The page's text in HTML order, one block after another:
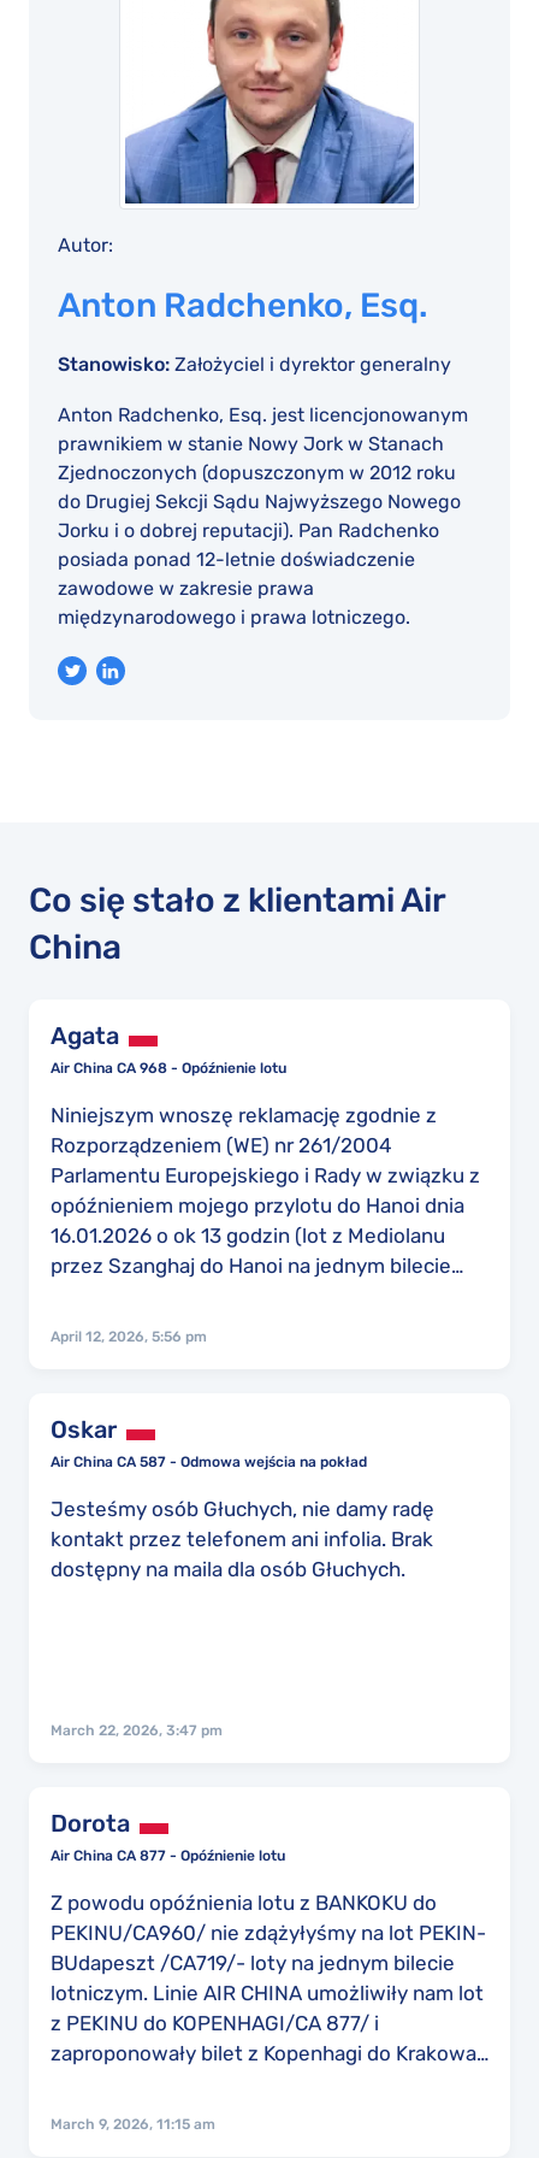
Autor:
Anton Radchenko, Esq.
Stanowisko: Założyciel i dyrektor generalny
Anton Radchenko, Esq. jest licencjonowanym
prawnikiem w stanie Nowy Jork w Stanach
Zjednoczonych (dopuszczonym w 2012 roku
do Drugiej Sekcji Sądu Najwyższego Nowego
Jorku i o dobrej reputacji). Pan Radchenko
posiada ponad 12-letnie doświadczenie
zawodowe w zakresie prawa
międzynarodowego i prawa lotniczego.
Co się stało z klientami Air
China
Agata
Air China CA 968 - Opóźnienie lotu
Niniejszym wnoszę reklamację zgodnie z
Rozporządzeniem (WE) nr 261/2004
Parlamentu Europejskiego i Rady w związku z
opóźnieniem mojego przylotu do Hanoi dnia
16.01.2026 o ok 13 godzin (lot z Mediolanu
przez Szanghaj do Hanoi na jednym bilecie
Opóźnienie pierwszego etapu wylotowego
kołował co najmniej godzinę nad Shanghajem
Pudong, następnie został skierowany na inne
lotnisko w Shanghaju, pasażerowie byli
przetrzymywani w samolocie na płycie
lotniska przez kolejne około półtorej godziny,
obsługa nie udzielała nam żadnych informacji
miał planowy odlot o godzinie 14:05 a realny
odlot nastąpił około 18-19:00, zatem przyjazd
znacznie później niż przewidywano
spowodował znaczącą zmianę planów, w tym
utratę połączenia, utratę większej części
doby hotelowej, konsekwencje zdrowotne po
przebyciu trzydziestokilkugodzinnej podróży
(podróż rozpoczęłyśmy w Warszawie 14
stycznia) oraz naraził nas na dodatkowe
April 12, 2026, 5:56 pm
Oskar
Air China CA 587 - Odmowa wejścia na pokład
Jesteśmy osób Głuchych, nie damy radę
kontakt przez telefonem ani infolia. Brak
dostępny na maila dla osób Głuchych.
March 22, 2026, 3:47 pm
Dorota
Air China CA 877 - Opóźnienie lotu
Z powodu opóźnienia lotu z BANKOKU do
PEKINU/CA960/ nie zdążyłyśmy na lot PEKIN-
BUdapeszt /CA719/- loty na jednym bilecie
lotniczym. Linie AIR CHINA umożliwiły nam lot
z PEKINU do KOPENHAGI/CA 877/ i
zaproponowały bilet z Kopenhagi do Krakowa
oczekiwania na ten lot/ 16 godzin/ nie
March 9, 2026, 11:15 am